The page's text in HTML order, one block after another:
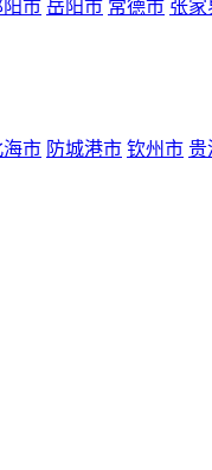
阳市 岳阳市 常德市 张家
海市 防城港市 钦州市 贵